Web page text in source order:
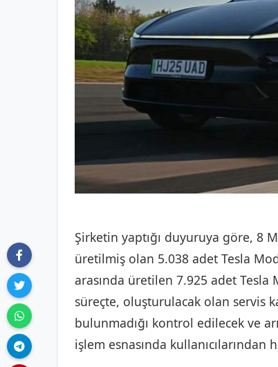
Şirketin yaptığı duyuruya göre, 8
üretilmiş olan 5.038 adet Tesla
arasında üretilen 7.925 adet Tesla
süreçte, oluşturulacak olan servis
bulunmadığı kontrol edilecek ve
işlem esnasında